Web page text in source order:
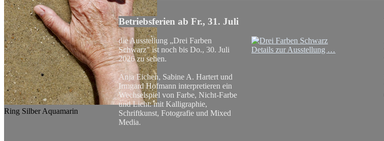
Ring Silber Aquamarin
Aktuell
Betriebsferien ab Fr., 31. Juli
die Ausstellung „Drei Farben
Schwarz" ist noch bis Do., 30. Juli
2026 zu sehen.
Anja Eichen, Sabine A. Hartert und
Irmgard Hofmann interpretieren ein
Wechselspiel von Farbe, Nicht-Farbe
und Licht: mit Kalligraphie,
Schriftkunst, Fotografie und Mixed
Media.
Details zur Ausstellung …